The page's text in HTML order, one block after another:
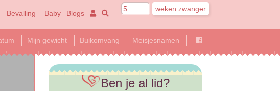
Bevalling Baby Blogs
Mijn gewicht Buikomvang Meisjesnamen
Ben je al lid?